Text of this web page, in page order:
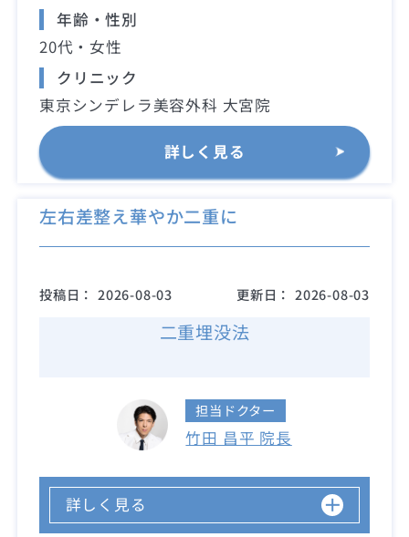
年齢・性別
20代・女性
クリニック
東京シンデレラ美容外科 大宮院
詳しく見る
左右差整え華やか二重に
投稿日： 2026-08-03 更新日： 2026-08-03
二重埋没法
担当ドクター
竹田 昌平 院長
詳しく見る